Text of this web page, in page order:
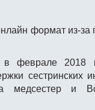
формат из-за
в феврале 2018
сестринских
медсестер и